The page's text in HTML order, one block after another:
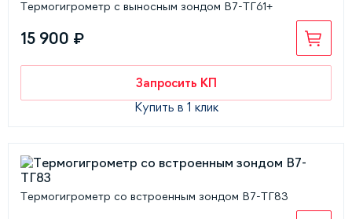
Термогигрометр с выносным зондом В7-ТГ61+
15 900 ₽
Запросить КП
Купить в 1 клик
Термогигрометр со встроенным зондом В7-ТГ83